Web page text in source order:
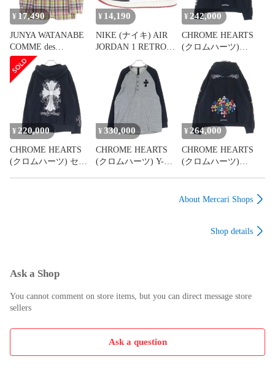
¥ 17,490
JUNYA WATANABE
COMME des
GARCONS (ジュンヤ
ワタナベ コムデギャ
ルソン) 09SS
×BROOKS
BROTHERS
Reconstructed 2B
Madras Check Jacket テ
ーラードジャケット
WC-J404
¥ 14,190
NIKE (ナイキ) AIR
JORDAN 1 RETRO
HIGH OG BLACK
TOE REIMAGINED
DZ5485-106 エアジョ
ーダン1 ハイカット
スニーカー
US10/28cm
¥ 242,000
CHROME HEARTS
(クロムハーツ)
SWTSHRT HD PLVR
バックスクロールラ
ベル袖英字プリント
プルオーバーパーカ
ー ブラック
¥ 220,000
CHROME HEARTS
(クロムハーツ) セメ
¥ 330,000
CHROME HEARTS
(クロムハーツ) Y-
¥ 264,000
CHROME HEARTS
(クロムハーツ)
ーセメタリークロス
ー マルチ
About Mercari Shops
Shop details
Ask a Shop
You cannot comment on store items, but you can direct message store
sellers
Ask a question